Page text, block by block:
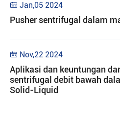
 Jan,05 2024
Pusher sentrifugal dalam
 Nov,22 2024
Aplikasi dan keuntungan
sentrifugal debit bawah
Solid-Liquid